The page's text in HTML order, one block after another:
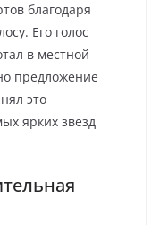
благодаря
Его голос
в местной
предложение
это
ярких звезд